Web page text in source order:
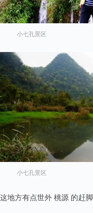
小七孔景区
小七孔景区
这地方有点世外 桃源 的赶脚